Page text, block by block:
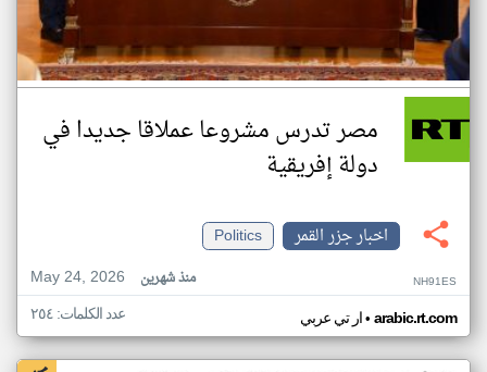
مصر تدرس مشروعا عملاقا جديدا في
دولة إفريقية
اخبار جزر القمر
Politics
May 24, 2026
منذ شهرين NH91ES
ار تي عربي• arabic.rt.com عدد الكلمات: ٢٥٤